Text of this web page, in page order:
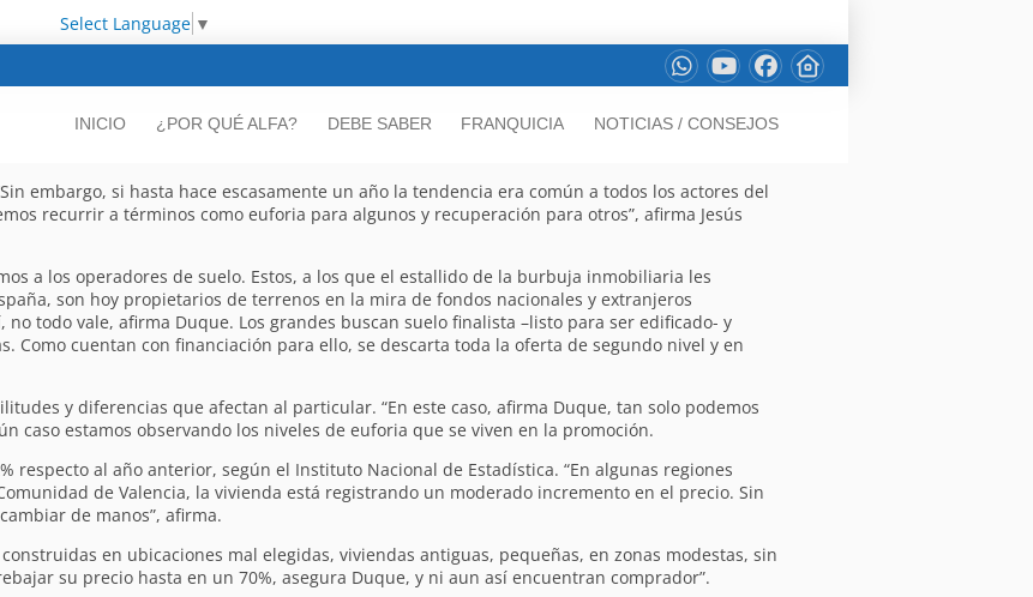
Select Language ▼
INICIO ¿POR QUÉ ALFA? DEBE SABER FRANQUICIA NOTICIAS / CONSEJOS
embargo, si hasta hace escasamente un año la tendencia era común a todos los actores del
recurrir a términos como euforia para algunos y recuperación para otros”, afirma Jesús
a los operadores de suelo. Estos, a los que el estallido de la burbuja inmobiliaria les
son hoy propietarios de terrenos en la mira de fondos nacionales y extranjeros
todo vale, afirma Duque. Los grandes buscan suelo finalista –listo para ser edificado- y
Como cuentan con financiación para ello, se descarta toda la oferta de segundo nivel y en
y diferencias que afectan al particular. “En este caso, afirma Duque, tan solo podemos
caso estamos observando los niveles de euforia que se viven en la promoción.
respecto al año anterior, según el Instituto Nacional de Estadística. “En algunas regiones
de Valencia, la vivienda está registrando un moderado incremento en el precio. Sin
de manos”, afirma.
en ubicaciones mal elegidas, viviendas antiguas, pequeñas, en zonas modestas, sin
su precio hasta en un 70%, asegura Duque, y ni aun así encuentran comprador”.